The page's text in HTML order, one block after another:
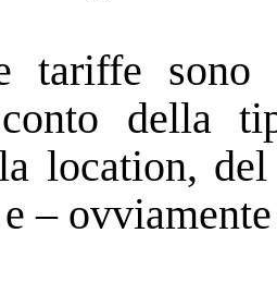
tariffe sono
conto della
location,
–